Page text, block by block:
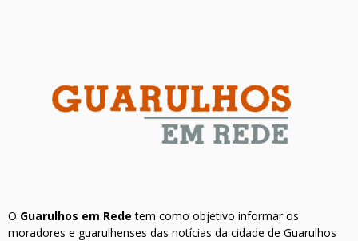
O Guarulhos em Rede tem como objetivo informar os
moradores e guarulhenses das notícias da cidade de Guarulhos